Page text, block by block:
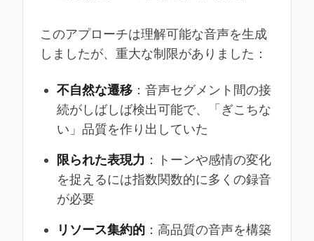
このアプローチは理解可能な音声を生成
しましたが、重大な制限がありました：
不自然な遷移 ：音声セグメント間の接
続がしばしば検出可能で、「ぎこちな
い」品質を作り出していた
限られた表現力 ：トーンや感情の変化
を捉えるには指数関数的に多くの録音
が必要
リソース集約的 ：高品質の音声を構築